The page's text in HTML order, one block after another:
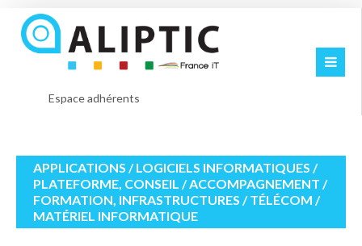
Espace adhérents
APPLICATIONS / LOGICIELS INFORMATIQUES /
PLATEFORME, CONSEIL / ACCOMPAGNEMENT /
FORMATION, INFRASTRUCTURES / TÉLÉCOM /
MATÉRIEL INFORMATIQUE